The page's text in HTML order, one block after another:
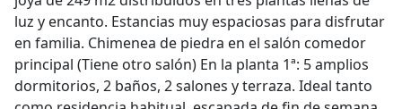
luz y encanto. Estancias muy espaciosas para disfrutar
en familia. Chimenea de piedra en el salón comedor
principal (Tiene otro salón) En la planta 1ª: 5 amplios
dormitorios, 2 baños, 2 salones y terraza. Ideal tanto